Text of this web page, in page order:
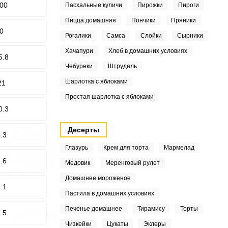
0
Пасхальные куличи Пирожки Пироги
Пицца домашняя Пончики Пряники
Рогалики Самса Слойки Сырники
Хачапури Хлеб в домашних условиях
Чебуреки Штрудель
Шарлотка с яблоками
Простая шарлотка с яблоками
Десерты
Глазурь Крем для торта Мармелад
Медовик Меренговый рулет
Домашнее мороженое
Пастила в домашних условиях
Печенье домашнее Тирамису Торты
Чизкейки Цукаты Эклеры